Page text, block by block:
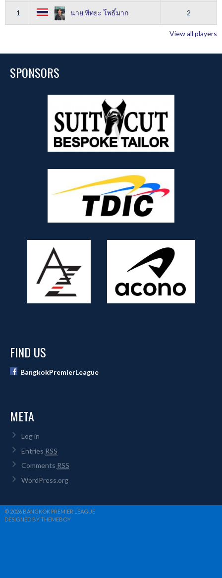
1 นาย พีทยะ โพธิ์มาก 2
View all players
SPONSORS
FIND US
BangkokPremierLeague
META
Log in
Entries RSS
Comments RSS
WordPress.org
© 2026 BANGKOK PREMIER LEAGUE
DESIGNED BY THEMEBOY